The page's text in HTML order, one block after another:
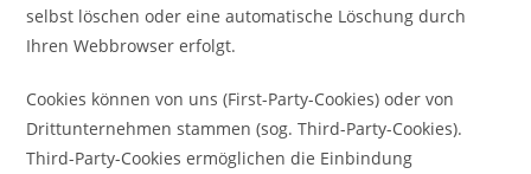
selbst löschen oder eine automatische Löschung durch
Ihren Webbrowser erfolgt.
Cookies können von uns (First-Party-Cookies) oder von
Drittunternehmen stammen (sog. Third-Party-Cookies).
Third-Party-Cookies ermöglichen die Einbindung